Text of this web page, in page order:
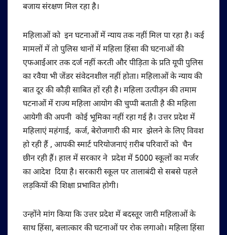
बजाय संरक्षण मिल रहा है।
महिलाओं को इन घटनाओं में न्याय तक नहीं मिल पा रहा है। कई
मामलों में तो पुलिस थानों में महिला हिंसा की घटनाओं की
एफआईआर तक दर्ज नहीं करती और पीड़िता के प्रति यूपी पुलिस
का रवैया भी जेंडर संवेदनशील नहीं होता। महिलाओं के न्याय की
बात दूर की कौड़ी साबित हों रही है। महिला उत्पीड़न की तमाम
घटनाओं में राज्य महिला आयोग की चुप्पी बताती है की महिला
आयेगी की अपनी कोई भूमिका नहीं रहा गई है। उत्तर प्रदेश में
महिलाएं महंगाई, कर्ज, बेरोजगारी की मार झेलने के लिए विवश
हो रही हैं , आपकी स्मार्ट परियोजनाएं ग़रीब परिवारों को चैन
छीन रही हैं। हाल में सरकार ने प्रदेश में 5000 स्कूलों का मर्जर
का आदेश दिया है। सरकारी स्कूल पर तालाबंदी से सबसे पहले
लड़कियों की शिक्षा प्रभावित होगी।
उन्होंने मांग किया कि उत्तर प्रदेश में बदस्तूर जारी महिलाओं के
साथ हिंसा, बलात्कार की घटनाओं पर रोक लगाओ। महिला हिंसा